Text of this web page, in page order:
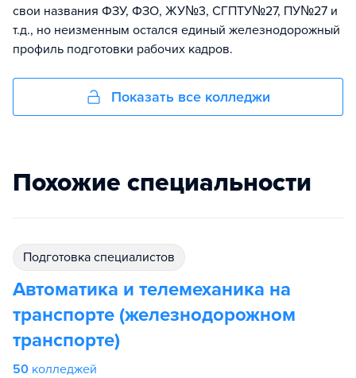
свои названия ФЗУ, ФЗО, ЖУ№3, СГПТУ№27, ПУ№27 и
т.д., но неизменным остался единый железнодорожный
профиль подготовки рабочих кадров.
Показать все колледжи
Похожие специальности
подготовка специалистов
Автоматика и телемеханика на
транспорте (железнодорожном
транспорте)
50 колледжей